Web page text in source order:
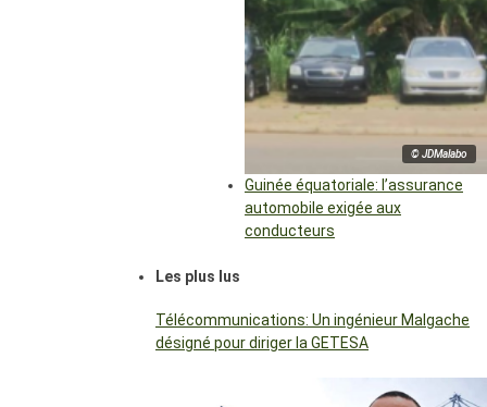
© JDMalabo
Guinée équatoriale: l’assurance
automobile exigée aux
conducteurs
Les plus lus
Télécommunications: Un ingénieur Malgache
désigné pour diriger la GETESA